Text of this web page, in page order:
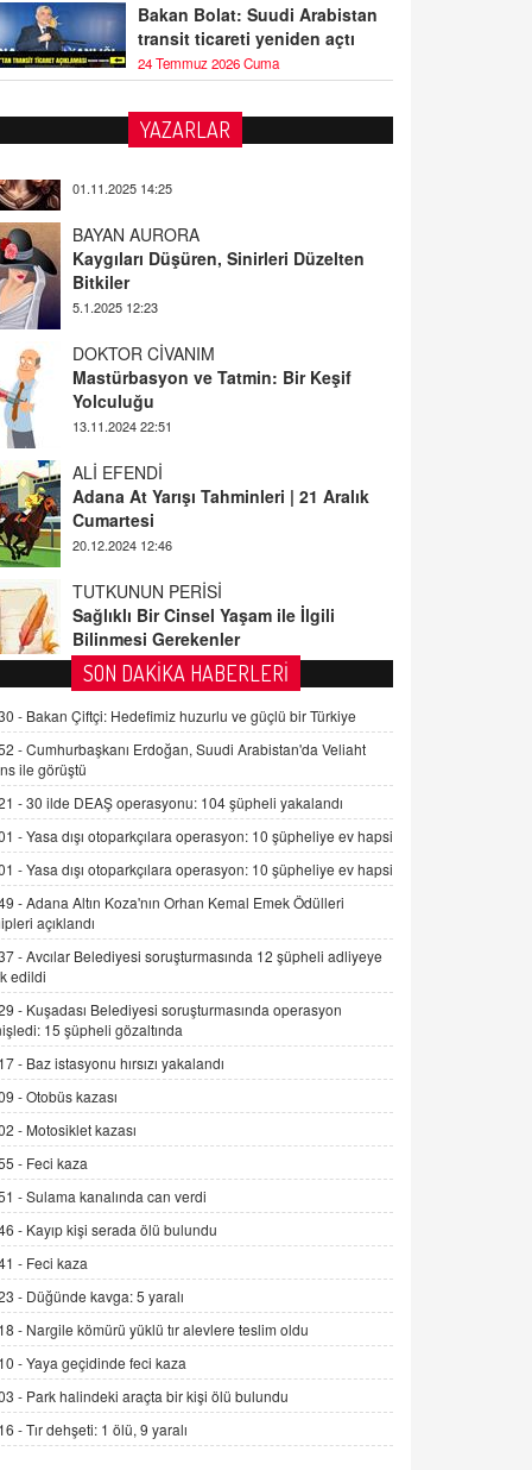
Bakan Bolat: Suudi Arabistan
transit ticareti yeniden açtı
24 Temmuz 2026 Cuma
YAZARLAR
BAYAN AURORA
Bitkiler
5.1.2025 12:23
DOKTOR CİVANIM
Yolculuğu
13.11.2024 22:51
ALİ EFENDİ
Cumartesi
20.12.2024 12:46
TUTKUNUN PERİSİ
Bilinmesi Gerekenler
08.11.2024 13:16
FARUK ÖNALAN
Tezkere Onaylanmasaydı…
2 Kasım 2021 Salı 00:11
AV. DOĞAN CAN DOĞAN
Kişisel verilerin korunması ve dijital
hukukun gelişimi
15.09.2025 16:17
SEHER EREK
Kış Ayları Geldi, Hangi Önlemler
Alınmalı?
İNCİ GÜL AKÖL
Trump Keşke Adana'yı da Ziyaret Etse...
06.07.2026 13:00
ADEM AKÖL
Esed Destekçilerinin Yüzüne Vurulan
Şamar: Sednaya
11.12.2024 12:30
DR. EKREM ASLAN
Gerçek Ne, Algı Ne? "Beraber
Yürüyoruz" Cümlesinin Peşinden
19.07.2025 12:45
GÖNÜL MENEKŞE
Şifacının Yolu
04.11.2025 12:56
SON DAKİKA HABERLERİ
- Bakan Çiftçi: Hedefimiz huzurlu ve güçlü bir Türkiye
-Cumhurbaşkanı Erdoğan, Suudi Arabistan'da Veliaht
ile görüştü
-30 ilde DEAŞ operasyonu: 104 şüpheli yakalandı
-Yasa dışı otoparkçılara operasyon: 10 şüpheliye ev hapsi
-Yasa dışı otoparkçılara operasyon: 10 şüpheliye ev hapsi
-Adana Altın Koza'nın Orhan Kemal Emek Ödülleri
açıklandı
-Avcılar Belediyesi soruşturmasında 12 şüpheli adliyeye
edildi
- Kuşadası Belediyesi soruşturmasında operasyon
15 şüpheli gözaltında
- Baz istasyonu hırsızı yakalandı
-Otobüs kazası
- Motosiklet kazası
- Feci kaza
-Sulama kanalında can verdi
- Kayıp kişi serada ölü bulundu
- Feci kaza
- Düğünde kavga: 5 yaralı
- Nargile kömürü yüklü tır alevlere teslim oldu
-Yaya geçidinde feci kaza
- Park halindeki araçta bir kişi ölü bulundu
-Tır dehşeti: 1 ölü, 9 yaralı